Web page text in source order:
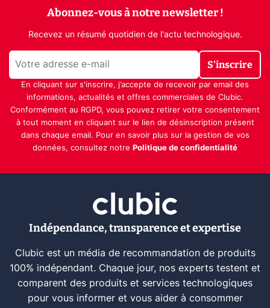
Abonnez-vous à notre newsletter !
Recevez un résumé quotidien de l'actu technologique.
S'inscrire
En cliquant sur s'inscrire, j’accepte de recevoir par email des
informations, actualités et offres commerciales de Clubic.
Conformément au RGPD, vous pouvez retirer votre consentement
à tout moment en cliquant sur le lien de désinscription présent
dans chaque email. Pour en savoir plus sur la gestion de vos
données, consultez notre Politique de confidentialité
Indépendance, transparence et expertise
Clubic est un média de recommandation de produits
100% indépendant. Chaque jour, nos experts testent et
comparent des produits et services technologiques
pour vous informer et vous aider à consommer